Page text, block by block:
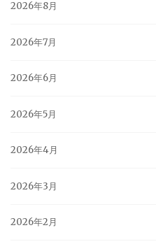
2026年8月
2026年7月
2026年6月
2026年5月
2026年4月
2026年3月
2026年2月